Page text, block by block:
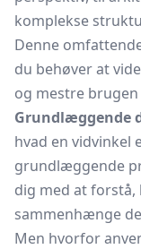
komplekse
Denne
du behøver at
og mestre
Grundlæggende
hvad en vidvinkel
grundlæggende
dig med at
sammenhænge
Men hvorfor